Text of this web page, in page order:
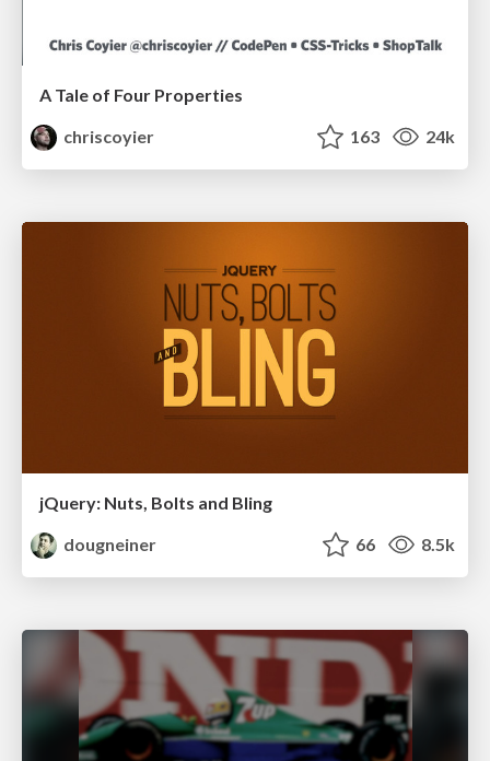
A Tale of Four Properties
chriscoyier
163 24k
jQuery: Nuts, Bolts and Bling
dougneiner
66 8.5k